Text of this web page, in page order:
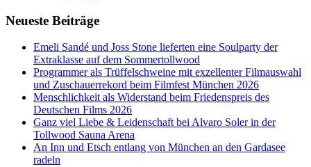
Neueste Beiträge
Emeli Sandé und Joss Stone lieferten eine Soulparty der
Extraklasse auf dem Sommertollwood
Programmer als Trüffelschweine mit exzellenter Filmauswahl
und Zuschauerrekord beim Filmfest München 2026
Menschlichkeit als Widerstand beim Friedenspreis des
Deutschen Films 2026
Ganz viel Liebe & Leidenschaft bei Alvaro Soler in der
Tollwood Sauna Arena
An Inn und Etsch entlang von München an den Gardasee
radeln